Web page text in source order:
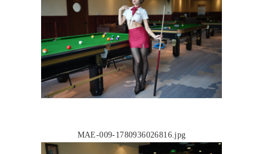
MAE-009-1780936026816.jpg